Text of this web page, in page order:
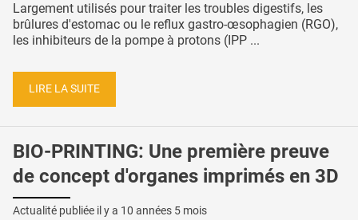
Largement utilisés pour traiter les troubles digestifs, les
brûlures d'estomac ou le reflux gastro-œsophagien (RGO),
les inhibiteurs de la pompe à protons (IPP ...
LIRE LA SUITE
BIO-PRINTING: Une première preuve
de concept d'organes imprimés en 3D
Actualité publiée il y a 10 années 5 mois